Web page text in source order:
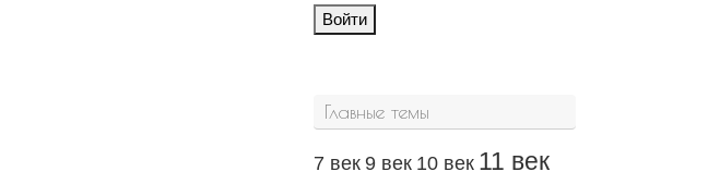
Войти
Главные темы
7 век9 век 10 век 11 век